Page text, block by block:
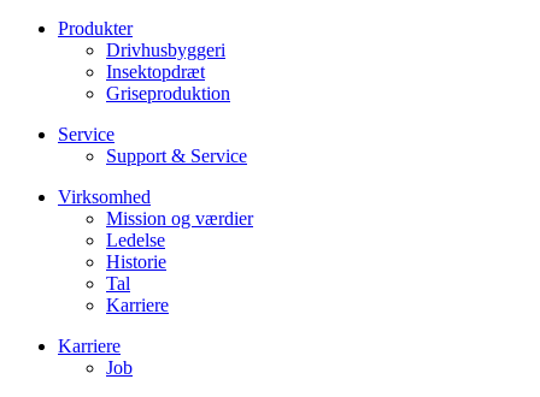
Produkter
Drivhusbyggeri
Insektopdræt
Griseproduktion
Service
Support & Service
Virksomhed
Mission og værdier
Ledelse
Historie
Tal
Karriere
Karriere
Job